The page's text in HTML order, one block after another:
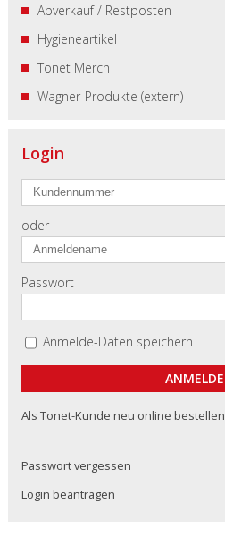
Abverkauf / Restposten
Hygieneartikel
Tonet Merch
Wagner-Produkte (extern)
Login
oder
Passwort
Anmelde-Daten speichern
Als Tonet-Kunde neu online bestellen
Passwort vergessen
Login beantragen